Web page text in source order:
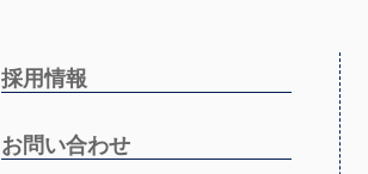
採用情報
お問い合わせ